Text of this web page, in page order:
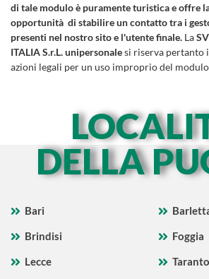
di tale modulo è puramente turistica e offre
opportunità di stabilire un contatto tra i
presenti nel nostro sito e l'utente finale. La
ITALIA S.r.L. unipersonalesi riserva
azioni legali per un uso improprio del
DELLA
Bari
Brindisi
Foggia
Lecce
Taranto